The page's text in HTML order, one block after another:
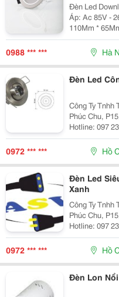
Đèn Led Downlight
Áp: Ac 85V - 265V/
110Mm * 65Mm Kích Thước Khoét Lỗ : 905 Mm
Thông : 630 Lm Nhiệt Độ
0988 *** *** Hà
Đèn Led
Công Ty Tnhh Tm
Phúc Chu, P15, Tân
Hotline: 097 234
Http://
0972 *** *** Hồ
Đèn Led
Xanh
Công Ty Tnhh Tm
Phúc Chu, P15, Tân
Hotline: 097 234
Http://
0972 *** *** Hồ
Đèn Lon